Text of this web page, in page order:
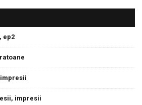
ep2
impresii